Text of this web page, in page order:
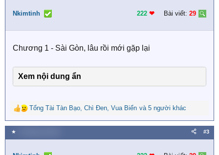
i
n
:
Nkimtinh 222 ❤︎ Bài viết: 29
Chương 1 - Sài Gòn, lâu rồi mới gặp lại
Xem nội dung ẩn
R
e
a
c
Tổng Tài Tàn Bạo, Chì Đen, Vua Biển và 5 người khác
★ #3